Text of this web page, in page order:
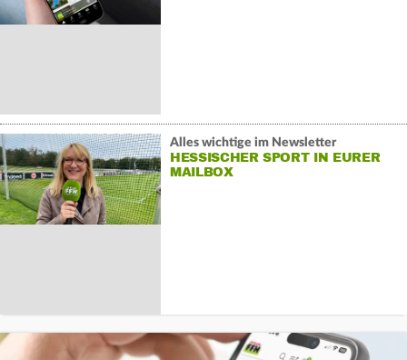
Alles wichtige im Newsletter
HESSISCHER SPORT IN EURER
MAILBOX